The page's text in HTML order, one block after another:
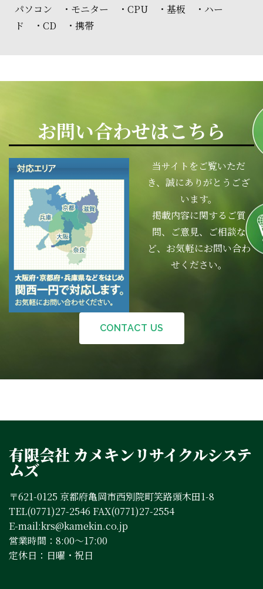
パソコン ・モニター ・CPU ・基板 ・ハー
ド ・CD ・携帯
お問い合わせはこちら
当サイトをご覧いただ
き、誠にありがとうござ
います。
掲載内容に関するご質
問、ご意見、ご相談な
ど、お気軽にお問い合わ
せください。
CONTACT US
有限会社 カメキンリサイクルシステ
ムズ
〒621-0125 京都府亀岡市西別院町笑路頭木田1-8
TEL(0771)27-2546 FAX(0771)27-2554
E-mail:krs@kamekin.co.jp
営業時間：8:00～17:00
定休日：日曜・祝日